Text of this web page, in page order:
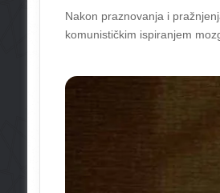
Nakon praznovanja i
komunističkim ispiranjem